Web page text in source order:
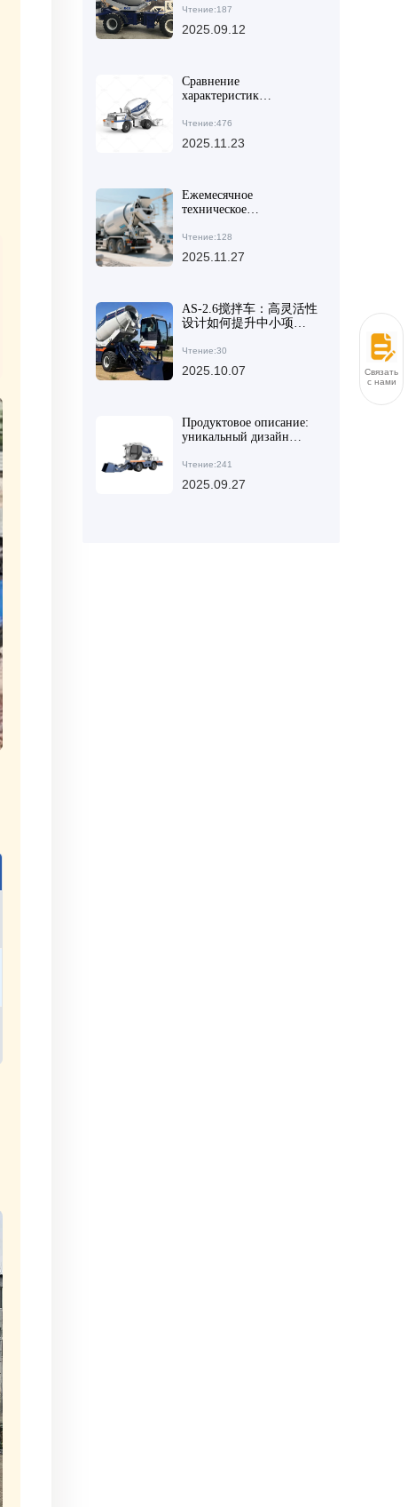
бетонных смесителей по
сравнению с
Чтение:187
2025.09.12
Сравнение
характеристик
оборудования для
смешивания бетона:
управлением
Чтение:476
2025.11.23
Ежемесячное
техническое
автобетоносмесителя: от
лопастей до
Чтение:128
2025.11.27
AS-2.6搅拌车：高灵活性
设计如何提升中小项目
Чтение:30
2025.10.07
Продуктовое описание:
уникальный дизайн
бетоносмесителя AIMIX
AS-2.6 способствует
Чтение:241
2025.09.27
Связаться
с нами